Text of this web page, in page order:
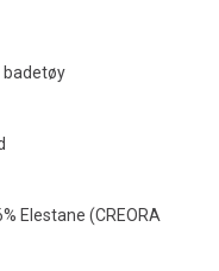
badetøy
Elestane (CREORA